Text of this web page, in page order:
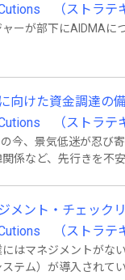
（ストラテ
ーが部下にAIDMAに
向けた資金調達の
（ストラテ
今、景気低迷が忍び
係など、先行きを不
メント・チェック
（ストラテ
にはマネジメントがな
テム）が導入されて